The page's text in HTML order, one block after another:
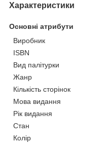
Характеристики
Основні атрибути
Виробник
ISBN
Вид палітурки
Жанр
Кількість сторінок
Мова видання
Рік видання
Стан
Колір